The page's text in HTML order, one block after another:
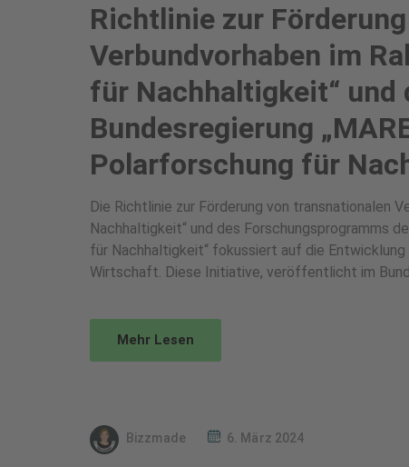
Richtlinie zur
Verbundvorhaben im
für Nachhaltigkeit“ und
Bundesregierung
Polarforschung für
Die Richtlinie zur Förderung von transnationalen
Nachhaltigkeit“ und des Forschungsprogramms
für Nachhaltigkeit“ fokussiert auf die
Wirtschaft. Diese Initiative, veröffentlicht im
Mehr Lesen
Bizzmade 6. März 2024